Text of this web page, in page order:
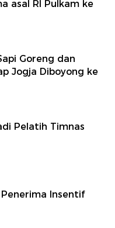
asal RI Pulkam ke
Goreng dan
Jogja Diboyong ke
Pelatih Timnas
Insentif